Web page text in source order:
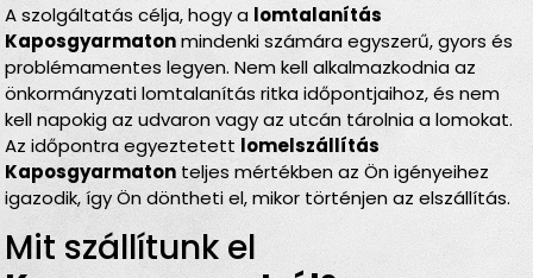
A szolgáltatás célja, hogy a lomtalanítás
Kaposgyarmatonmindenki számára egyszerű, gyors és
problémamentes legyen. Nem kell alkalmazkodnia az
önkormányzati lomtalanítás ritka időpontjaihoz, és nem
kell napokig az udvaron vagy az utcán tárolnia a lomokat.
Az időpontra egyeztetett lomelszállítás
Kaposgyarmaton teljes mértékben az Ön igényeihez
igazodik, így Ön döntheti el, mikor történjen az elszállítás.
Mit szállítunk el